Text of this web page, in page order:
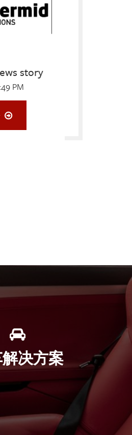
story
PM
决方案